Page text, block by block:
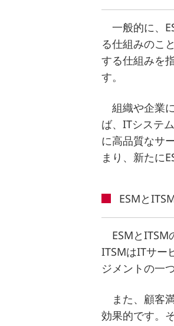
一般的に、
る仕組みのこ
する仕組みを
す。
組織や企業
ば、ITシステ
に高品質なサ
まり、新たに
ESMと
ESMと
ITSMはITサー
ジメントの一
また、顧客
効果的です。